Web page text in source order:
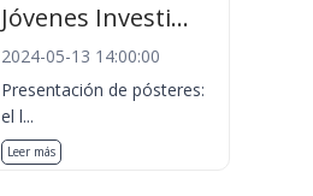
Jóvenes Investi...
2024-05-13 14:00:00
Presentación de pósteres:
el l...
Leer más